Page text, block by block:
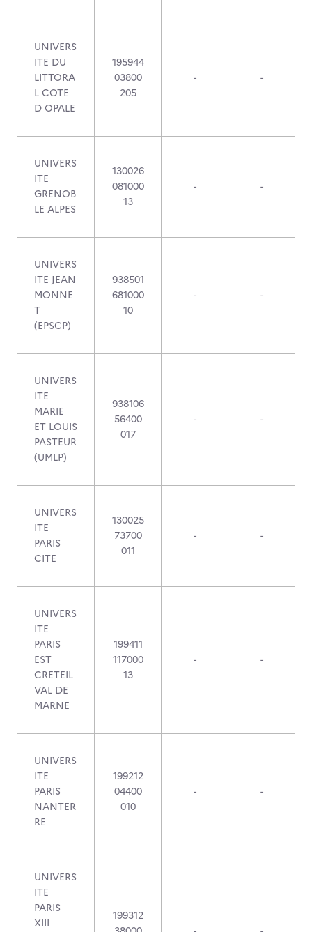
UNIVERS
ITE DU
LITTORA
L COTE
D OPALE
195944
03800
205
- -
UNIVERS
ITE
GRENOB
LE ALPES
130026
081000
13
- -
UNIVERS
ITE JEAN
MONNE
T
(EPSCP)
938501
681000
10
- -
UNIVERS
ITE
MARIE
ET LOUIS
PASTEUR
(UMLP)
938106
56400
017
- -
UNIVERS
ITE
PARIS
CITE
130025
73700
011
- -
UNIVERS
ITE
PARIS
EST
CRETEIL
VAL DE
MARNE
199411
117000
13
- -
UNIVERS
ITE
PARIS
NANTER
RE
199212
04400
010
- -
UNIVERS
ITE
PARIS
XIII
199312